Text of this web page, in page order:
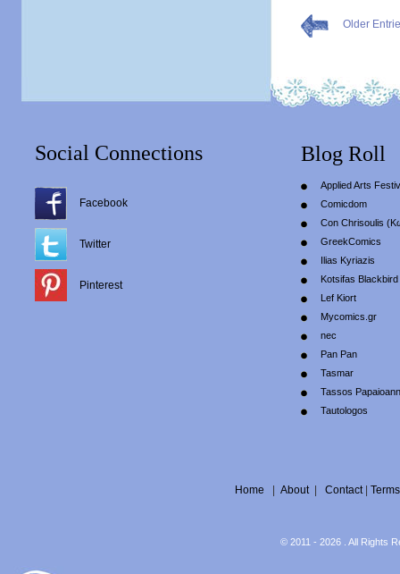
Older
Social Connections
Facebook
Twitter
Pinterest
Blog Roll
Applied Arts
Comicdom
Con Chrisoulis
GreekComics
Ilias Kyriazis
Kotsifas Blackbird
Lef Kiort
Mycomics.gr
nec
Pan Pan
Tasmar
Tassos
Tautologos
Home About| Contact| Terms
© 2011 - 2026 . All Rights